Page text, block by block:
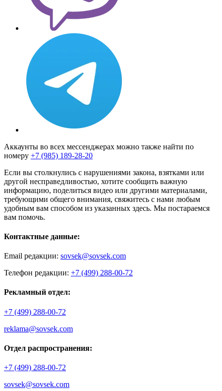
Аккаунты во всех мессенджерах можно также найти по
номеру +7 (985) 189-28-20
Если вы столкнулись с нарушениями закона, взятками или
другой несправедливостью, хотите сообщить важную
информацию, поделиться видео или другими материалами,
требующими общего внимания, свяжитесь с нами любым
удобным вам способом из указанных здесь. Мы постараемся
вам помочь.
Контактные данные:
Email редакции: sovsek@sovsek.com
Телефон редакции: +7 (499) 288-00-72
Рекламный отдел:
+7 (499) 288-00-72
reklama@sovsek.com
Отдел распространения:
+7 (499) 288-00-72
sovsek@sovsek.com